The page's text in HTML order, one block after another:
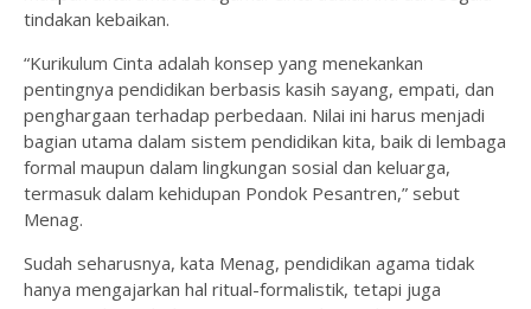
tindakan kebaikan.
“Kurikulum Cinta adalah konsep yang menekankan
pentingnya pendidikan berbasis kasih sayang, empati, dan
penghargaan terhadap perbedaan. Nilai ini harus menjadi
bagian utama dalam sistem pendidikan kita, baik di lembaga
formal maupun dalam lingkungan sosial dan keluarga,
termasuk dalam kehidupan Pondok Pesantren,” sebut
Menag.
Sudah seharusnya, kata Menag, pendidikan agama tidak
hanya mengajarkan hal ritual-formalistik, tetapi juga